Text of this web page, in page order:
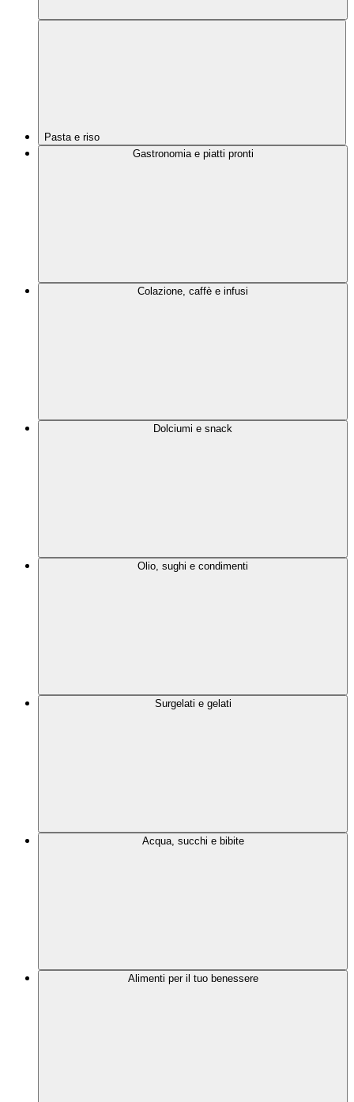
Pasta e riso
Gastronomia e piatti pronti
Colazione, caffè e infusi
Dolciumi e snack
Olio, sughi e condimenti
Surgelati e gelati
Acqua, succhi e bibite
Alimenti per il tuo benessere